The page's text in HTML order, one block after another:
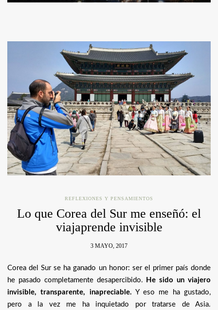
REFLEXIONES Y PENSAMIENTOS
Lo que Corea del Sur me enseñó: el
viajaprende invisible
3 MAYO, 2017
Corea del Sur se ha ganado un honor: ser el primer país donde
he pasado completamente desapercibido.
He sido un viajero
invisible, transparente, inapreciable. Y eso me ha gustado,
pero a la vez me ha inquietado por tratarse de Asia.